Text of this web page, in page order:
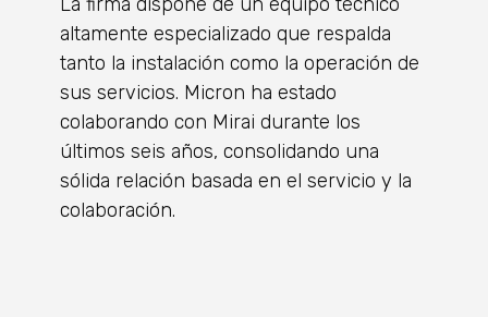
altamente especializado que respalda
tanto la instalación como la operación de
sus servicios. Micron ha estado
colaborando con Mirai durante los
últimos seis años, consolidando una
sólida relación basada en el servicio y la
colaboración.